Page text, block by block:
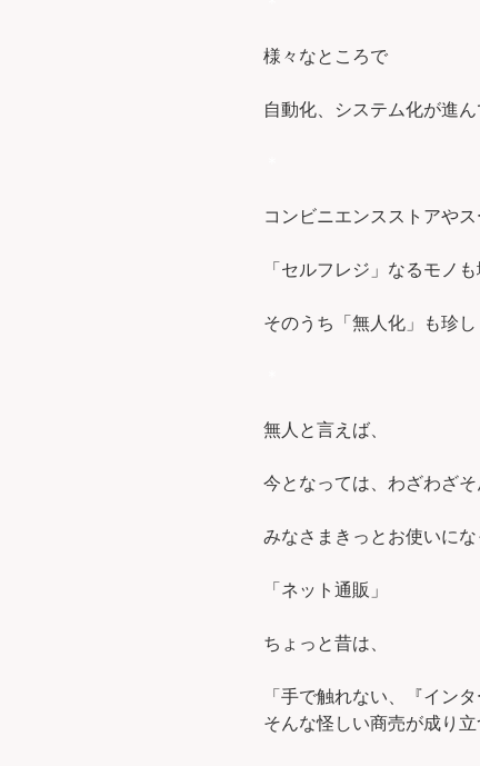
様々なところで
自動化、システム化が進ん
コンビニエンスストアや
「セルフレジ」なるモノも
そのうち「無人化」も珍
無人と言えば、
今となっては、わざわざ
みなさまきっとお使いにな
「ネット通販」
ちょっと昔は、
「手で触れない、『イン
そんな怪しい商売が成り立